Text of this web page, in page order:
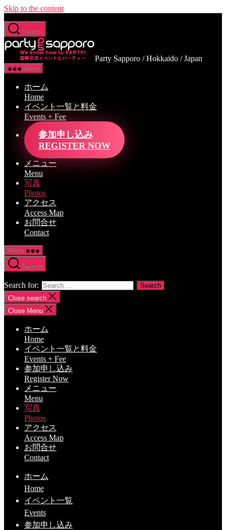
Skip to the content
Search
Party Sapporo / Hokkaido / Japan
Menu
ホーム
Home
イベント一覧と料金
Events + Fee
参加申し込み
REGISTER NOW
メニュー
Menu
写真
Photos
アクセス
Access Map
お問合せ
Contact
Menu
Search
Search for:
Close search
Close Menu
ホーム
Home
イベント一覧と料金
Events + Fee
参加申し込み
Register Now
メニュー
Menu
写真
Photos
アクセス
Access Map
お問合せ
Contact
ホーム
Home
イベント一覧
Events
参加申し込み